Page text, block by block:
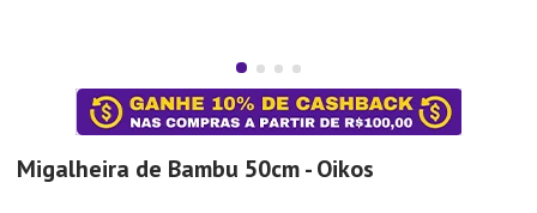
Migalheira de Bambu 50cm - Oikos
Xicara
Lixeira
10º Organizador